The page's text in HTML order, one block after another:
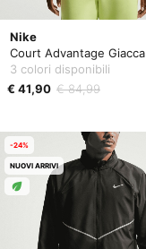
Nike
Court Advantage Giacca
3 colori disponibili
€ 41,90 € 84,99
-24%
NUOVI ARRIVI